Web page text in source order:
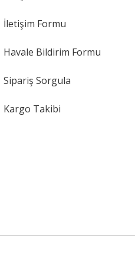
İletişim Formu
Havale Bildirim Formu
Sipariş Sorgula
Kargo Takibi